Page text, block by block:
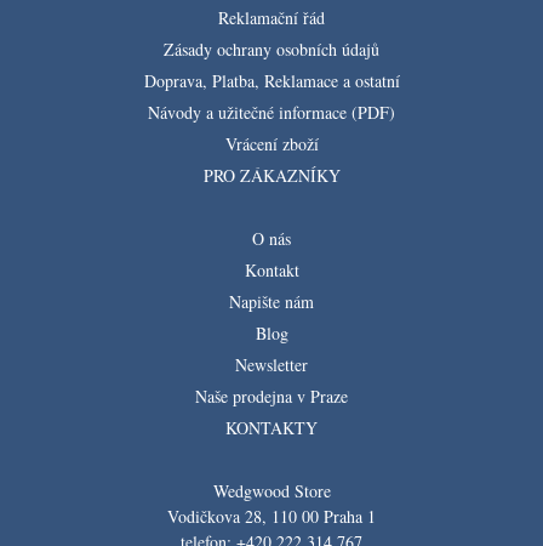
Reklamační řád
Zásady ochrany osobních údajů
Doprava, Platba, Reklamace a ostatní
Návody a užitečné informace (PDF)
Vrácení zboží
PRO ZÁKAZNÍKY
O nás
Kontakt
Napište nám
Blog
Newsletter
Naše prodejna v Praze
KONTAKTY
Wedgwood Store
Vodičkova 28, 110 00 Praha 1